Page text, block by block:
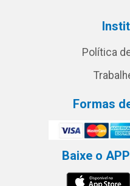
Política
Formas
Baixe o